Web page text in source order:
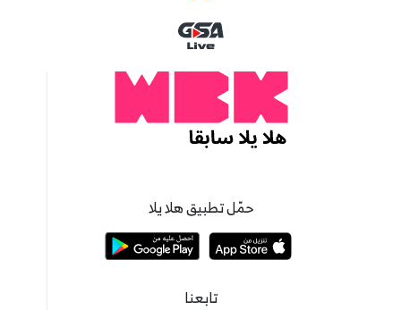
حمّل تطبيق هلا يلا
تابعنا